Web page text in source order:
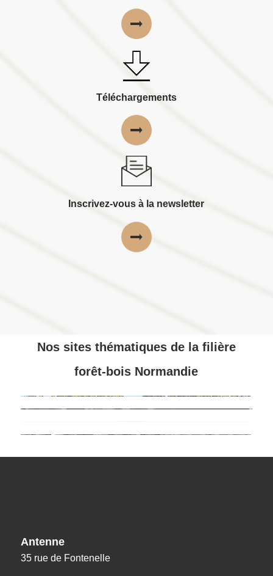
Téléchargements
Inscrivez-vous à la newsletter
Nos sites thématiques de la filière
forêt-bois Normandie
Antenne
35 rue de Fontenelle